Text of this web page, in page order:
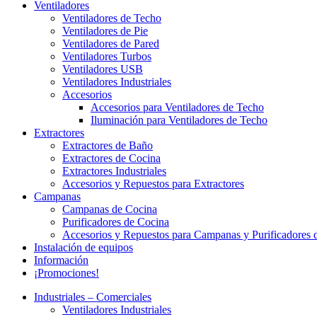
Ventiladores
Ventiladores de Techo
Ventiladores de Pie
Ventiladores de Pared
Ventiladores Turbos
Ventiladores USB
Ventiladores Industriales
Accesorios
Accesorios para Ventiladores de Techo
Iluminación para Ventiladores de Techo
Extractores
Extractores de Baño
Extractores de Cocina
Extractores Industriales
Accesorios y Repuestos para Extractores
Campanas
Campanas de Cocina
Purificadores de Cocina
Accesorios y Repuestos para Campanas y Purificadores
Instalación de equipos
Información
¡Promociones!
Industriales – Comerciales
Ventiladores Industriales